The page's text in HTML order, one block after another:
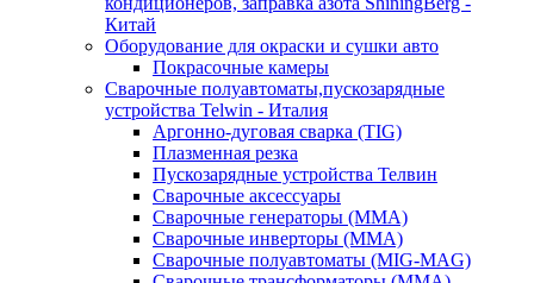
Китай
Оборудование для окраски и сушки авто
Покрасочные камеры
Сварочные полуавтоматы,пускозарядные
устройства Telwin - Италия
Аргонно-дуговая сварка (TIG)
Плазменная резка
Пускозарядные устройства Телвин
Сварочные аксессуары
Сварочные генераторы (MMA)
Сварочные инверторы (MMA)
Сварочные полуавтоматы (MIG-MAG)